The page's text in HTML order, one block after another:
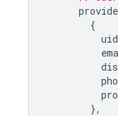
{
uid
},